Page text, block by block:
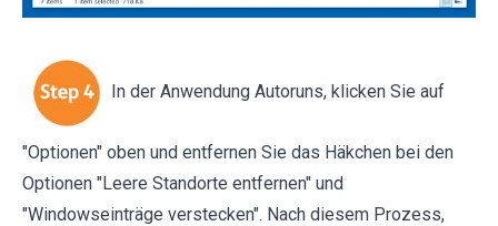
In der Anwendung Autoruns, klicken Sie auf
"Optionen" oben und entfernen Sie das Häkchen bei den
Optionen "Leere Standorte entfernen" und
"Windowseinträge verstecken". Nach diesem Prozess,